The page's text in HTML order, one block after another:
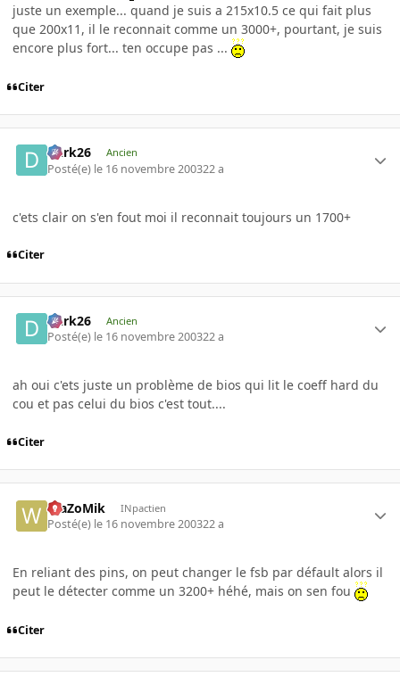
juste un exemple... quand je suis a 215x10.5 ce qui fait plus
que 200x11, il le reconnait comme un 3000+, pourtant, je suis
encore plus fort... ten occupe pas ...
Citer
Dark26 Ancien
Posté(e) le 16 novembre 200322 a
c'ets clair on s'en fout moi il reconnait toujours un 1700+
Citer
Dark26 Ancien
Posté(e) le 16 novembre 200322 a
ah oui c'ets juste un problème de bios qui lit le coeff hard du
cou et pas celui du bios c'est tout....
Citer
WaZoMik INpactien
Posté(e) le 16 novembre 200322 a
En reliant des pins, on peut changer le fsb par défault alors il
peut le détecter comme un 3200+ héhé, mais on sen fou
Citer